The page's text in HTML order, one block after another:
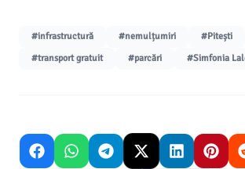
#infrastructură #nemulțumiri
#Pitești
#transport gratuit
#parcări #Simfonia